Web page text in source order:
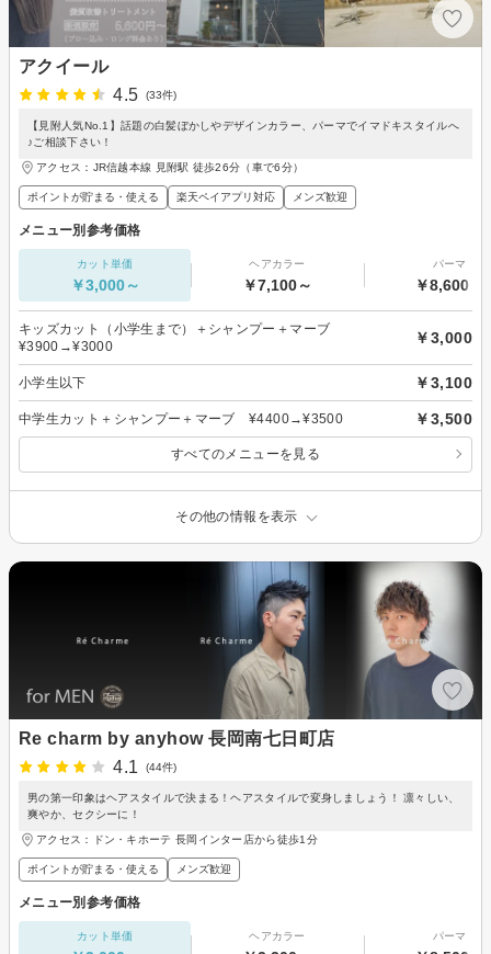
アクイール
4.5
(33件)
【見附人気No.1】話題の白髪ぼかしやデザインカラー、パーマでイマドキスタイルへ
♪ご相談下さい！
アクセス：JR信越本線 見附駅 徒歩26分（車で6分）
ポイントが貯まる・使える 楽天ペイアプリ対応 メンズ歓迎
メニュー別参考価格
カット単価
￥3,000～
ヘアカラー
￥7,100～
パーマ
￥8,600～
キッズカット（小学生まで）＋シャンプー＋マーブ
¥3900→¥3000
￥3,000
小学生以下 ￥3,100
中学生カット＋シャンプー＋マーブ ¥4400→¥3500 ￥3,500
すべてのメニューを見る
その他の情報を表示
Re charm by anyhow 長岡南七日町店
4.1
(44件)
男の第一印象はヘアスタイルで決まる！ヘアスタイルで変身しましょう！ 凛々しい、
爽やか、セクシーに！
アクセス：ドン・キホーテ 長岡インター店から徒歩1分
ポイントが貯まる・使える メンズ歓迎
メニュー別参考価格
カット単価 ヘアカラー パーマ